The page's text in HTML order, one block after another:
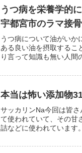
うつ病を栄養学的
宇都宮市のラマ接
うつ病について油がいか
ある良い油を摂取するこ
り言って知識も無い人間
本当は怖い添加物
サッカリンNa今回は皆
て使われていて、その甘
詰などに使われています